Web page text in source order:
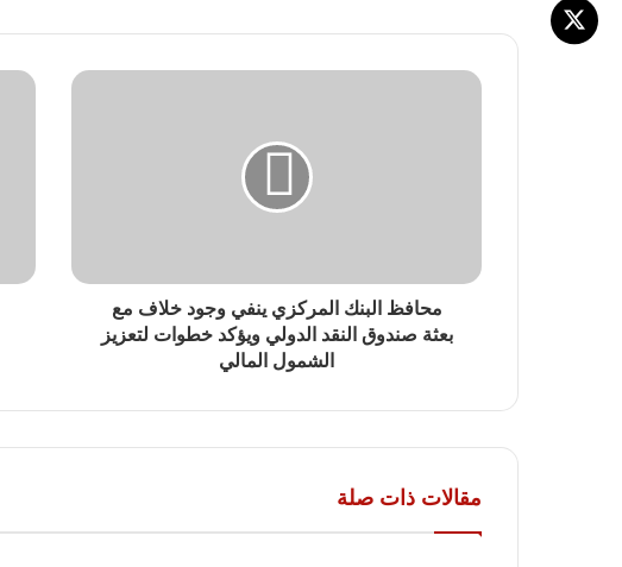
محافظ البنك المركزي ينفي وجود خلاف مع
بعثة صندوق النقد الدولي ويؤكد خطوات لتعزيز
الشمول المالي
مقالات ذات صلة